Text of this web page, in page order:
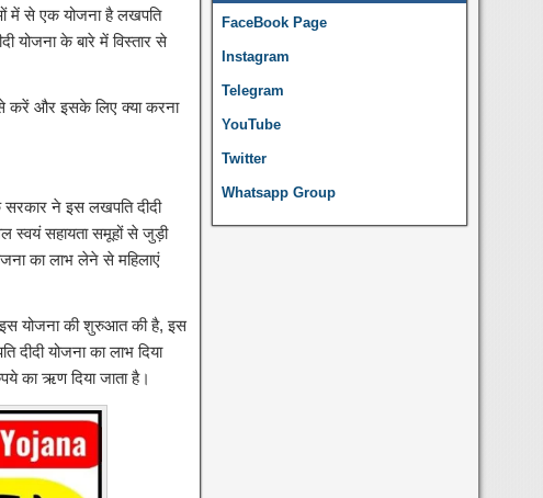
में से एक योजना है लखपति
योजना के बारे में विस्तार से
करें और इसके लिए क्या करना
सरकार ने इस लखपति दीदी
स्वयं सहायता समूहों से जुड़ी
का लाभ लेने से महिलाएं
इस योजना की शुरुआत की है, इस
योजना का लाभ दिया
का ऋण दिया जाता है।
FaceBook Page
Instagram
Telegram
YouTube
Twitter
Whatsapp Group